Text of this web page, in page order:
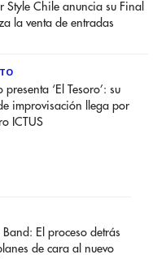
Style Chile anuncia su Final
la venta de entradas
‘El Tesoro’: su
improvisación llega por
ICTUS
El proceso detrás
de cara al nuevo